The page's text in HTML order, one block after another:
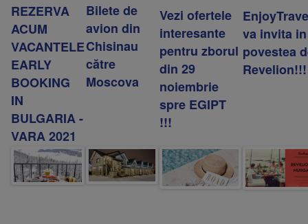
REZERVA
ACUM
VACANTELE
EARLY
BOOKING
IN
BULGARIA -
VARA 2021
Bilete de
avion din
Chisinau
către
Moscova
Vezi ofertele
interesante
pentru zborul
din 29
noiembrie
spre EGIPT
!!!
va invita in
povestea
Revelion!!!